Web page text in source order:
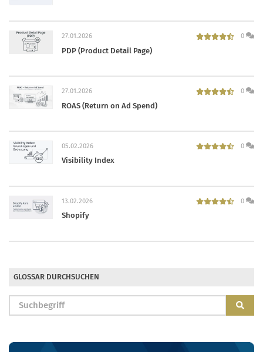
27.01.2026 0
PDP (Product Detail Page)
27.01.2026 0
ROAS (Return on Ad Spend)
05.02.2026 0
Visibility Index
13.02.2026 0
Shopify
GLOSSAR DURCHSUCHEN